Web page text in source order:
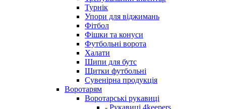
Турнік
Упори для віджимань
Фітбол
Фішки та конуси
Футбольні ворота
Халати
Шипи для бутс
Щитки футбольні
Сувенірна продукція
Воротарям
Воротарські рукавиці
- Рукавиці 4keepers